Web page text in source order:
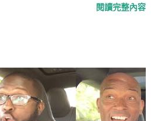
，就讓我們一起看下去。閱讀完整內容